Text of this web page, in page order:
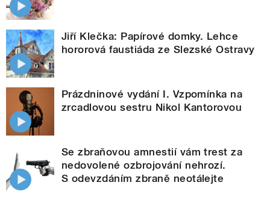
Jiří Klečka: Papírové domky. Lehce
hororová faustiáda ze Slezské Ostravy
Prázdninové vydání I. Vzpomínka na
zrcadlovou sestru Nikol Kantorovou
Se zbraňovou amnestií vám trest za
nedovolené ozbrojování nehrozí.
S odevzdáním zbraně neotálejte